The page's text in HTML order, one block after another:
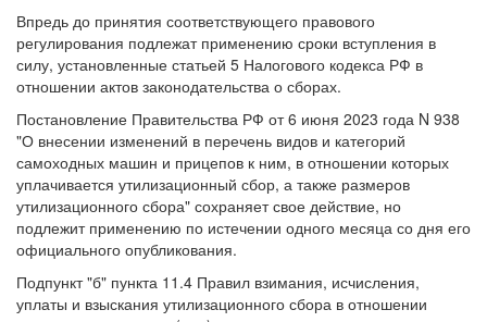
Впредь до принятия соответствующего правового
регулирования подлежат применению сроки вступления в
силу, установленные статьей 5 Налогового кодекса РФ в
отношении актов законодательства о сборах.
Постановление Правительства РФ от 6 июня 2023 года N 938
"О внесении изменений в перечень видов и категорий
самоходных машин и прицепов к ним, в отношении которых
уплачивается утилизационный сбор, а также размеров
утилизационного сбора" сохраняет свое действие, но
подлежит применению по истечении одного месяца со дня его
официального опубликования.
Подпункт "б" пункта 11.4 Правил взимания, исчисления,
уплаты и взыскания утилизационного сбора в отношении